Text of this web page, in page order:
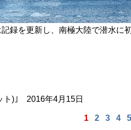
録を更新し、南極大陸で潜水に
ト)｣ 2016年4月15日
1 2 3 4 5